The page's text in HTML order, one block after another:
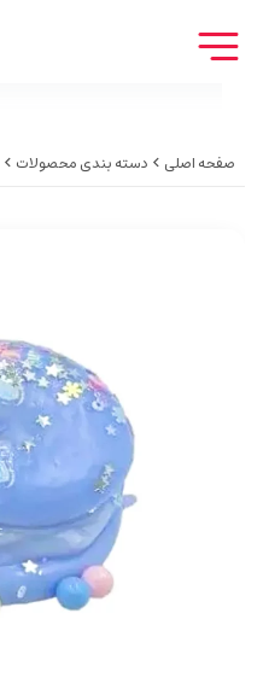
صفحه اصلی دسته بندی محصولات